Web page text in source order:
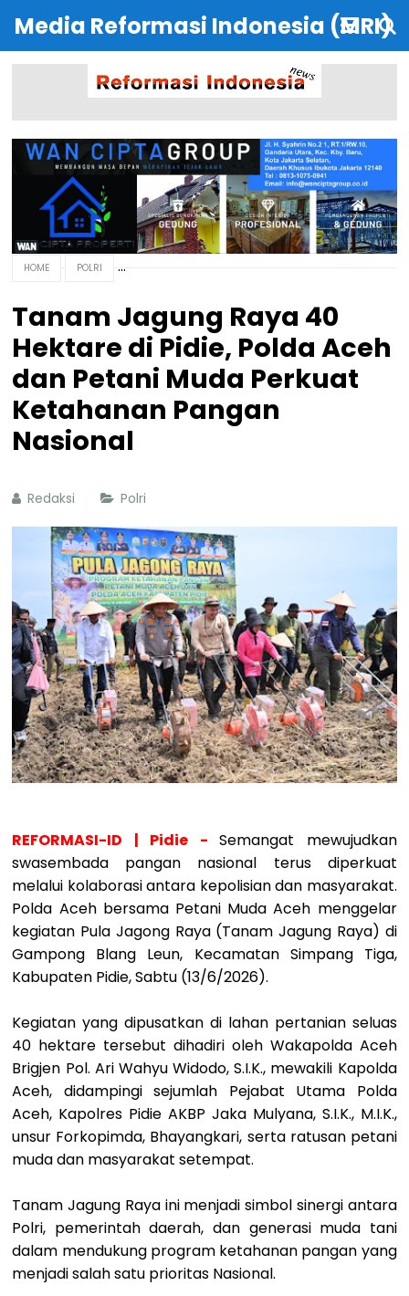
Media Reformasi Indonesia (MRI)
HOME POLRI
‎Tanam Jagung Raya 40
Hektare di Pidie, Polda Aceh
dan Petani Muda Perkuat
Ketahanan Pangan
Nasional
Redaksi Polri
REFORMASI-ID | Pidie -Semangat mewujudkan
swasembada pangan nasional terus diperkuat
melalui kolaborasi antara kepolisian dan masyarakat.
Polda Aceh bersama Petani Muda Aceh menggelar
kegiatan Pula Jagong Raya (Tanam Jagung Raya) di
Gampong Blang Leun, Kecamatan Simpang Tiga,
Kabupaten Pidie, Sabtu (13/6/2026).
‎Kegiatan yang dipusatkan di lahan pertanian seluas
40 hektare tersebut dihadiri oleh Wakapolda Aceh
Brigjen Pol. Ari Wahyu Widodo, S.I.K., mewakili Kapolda
Aceh, didampingi sejumlah Pejabat Utama Polda
Aceh, Kapolres Pidie AKBP Jaka Mulyana, S.I.K., M.I.K.,
unsur Forkopimda, Bhayangkari, serta ratusan petani
muda dan masyarakat setempat.
‎Tanam Jagung Raya ini menjadi simbol sinergi antara
Polri, pemerintah daerah, dan generasi muda tani
dalam mendukung program ketahanan pangan yang
menjadi salah satu prioritas Nasional.